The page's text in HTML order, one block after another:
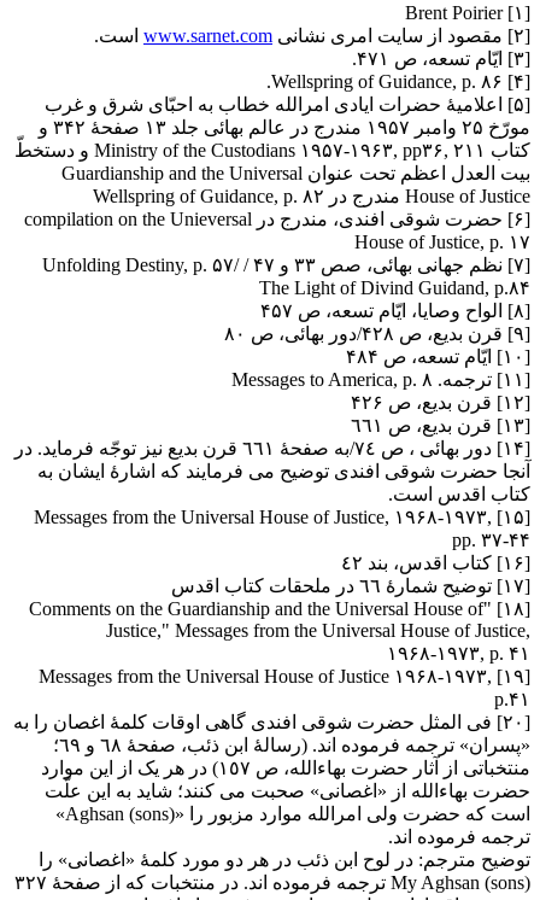
[۱] Brent Poirier
[۲] مقصود از سایت امری نشانی
www.sarnet.com است.
[۳] ایّام تسعه، ص ۴۷۱.
[۴] Wellspring of Guidance, p. ۸۶.
[۵] اعلامیۀ حضرات ایادی امرالله خطاب به احبّای شرق و غرب
مورّخ ۲۵ وامبر ۱۹۵۷ مندرج در عالم بهائی جلد ۱۳ صفحۀ ۳۴۲ و
کتاب Ministry of the Custodians ۱۹۵۷-۱۹۶۳, pp۳۶, ۲۱۱ و دستخطّ
بیت العدل اعظم تحت عنوان Guardianship and the Universal
House of Justice مندرج در Wellspring of Guidance, p. ۸۲
[۶] حضرت شوقی افندی، مندرج در compilation on the Unieversal
House of Justice, p. ۱۷
[۷] نظم جهانی بهائی، صص ۳۳ و ۴۷ / Unfolding Destiny, p. ۵۷/
The Light of Divind Guidand, p.۸۴
[۸] الواح وصایا، ایّام تسعه، ص ۴۵۷
[۹] قرن بدیع، ص ۴۲۸/دور بهائی، ص ۸۰
[۱۰] ایّام تسعه، ص ۴۸۴
[۱۱] ترجمه. Messages to America, p. ۸
[۱۲] قرن بدیع، ص ۴۲۶
[۱۳] قرن بدیع، ص ٦٦١
[۱۴] دور بهائی ، ص ٧٤/به صفحۀ ٦٦١ قرن بدیع نیز توجّه فرماید. در
آنجا حضرت شوقی افندی توضیح می فرمایند که اشارۀ ایشان به
کتاب اقدس است.
[۱۵] Messages from the Universal House of Justice, ۱۹۶۸-۱۹۷۳,
pp. ۳۷-۴۴
[۱۶] کتاب اقدس، بند ٤٢
[۱۷] توضیح شمارۀ ٦٦ در ملحقات کتاب اقدس
[۱۸] "Comments on the Guardianship and the Universal House of
Justice," Messages from the Universal House of Justice,
۱۹۶۸-۱۹۷۳, p. ۴۱
[۱۹] Messages from the Universal House of Justice ۱۹۶۸-۱۹۷۳,
p.۴۱
[۲۰] فی المثل حضرت شوقی افندی گاهی اوقات کلمۀ اغصان را به
«پسران» ترجمه فرموده اند. (رسالۀ ابن ذئب، صفحۀ ٦٨ و ٦٩؛
منتخباتی از آثار حضرت بهاءالله، ص ١٥٧) در هر یک از این موارد
حضرت بهاءالله از «اغصانی» صحبت می کنند؛ شاید به این علّت
است که حضرت ولی امرالله موارد مزبور را «Aghsan (sons)»
ترجمه فرموده اند.
توضیح مترجم: در لوح ابن ذئب در هر دو مورد کلمۀ «اغصانی» را
My Aghsan (sons) ترجمه فرموده اند. در منتخبات که از صفحۀ ٣٢٧